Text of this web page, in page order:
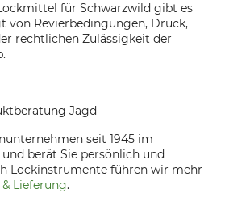
für Schwarzwild gibt es
von Revierbedingungen, Druck,
rechtlichen Zulässigkeit der
Jagd
seit 1945 im
berät Sie persönlich und
Lockinstrumente führen wir mehr
Lieferung.